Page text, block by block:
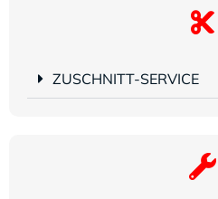
ZUSCHNITT-SERVICE